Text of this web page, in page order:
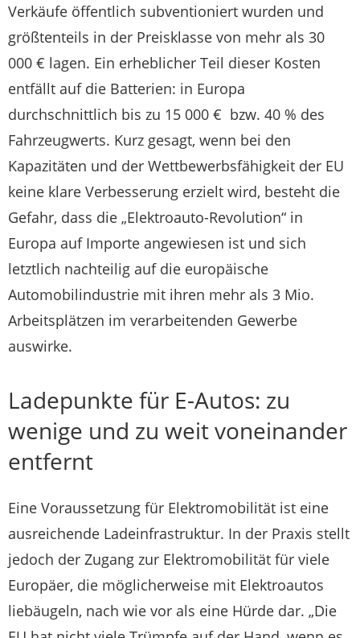
Verkäufe öffentlich subventioniert wurden und
größtenteils in der Preisklasse von mehr als 30
000 € lagen. Ein erheblicher Teil dieser Kosten
entfällt auf die Batterien: in Europa
durchschnittlich bis zu 15 000 € bzw. 40 % des
Fahrzeugwerts. Kurz gesagt, wenn bei den
Kapazitäten und der Wettbewerbsfähigkeit der EU
keine klare Verbesserung erzielt wird, besteht die
Gefahr, dass die „Elektroauto-Revolution“ in
Europa auf Importe angewiesen ist und sich
letztlich nachteilig auf die europäische
Automobilindustrie mit ihren mehr als 3 Mio.
Arbeitsplätzen im verarbeitenden Gewerbe
auswirke.
Ladepunkte für E-Autos: zu
wenige und zu weit voneinander
entfernt
Eine Voraussetzung für Elektromobilität ist eine
ausreichende Ladeinfrastruktur. In der Praxis stellt
jedoch der Zugang zur Elektromobilität für viele
Europäer, die möglicherweise mit Elektroautos
liebäugeln, nach wie vor als eine Hürde dar. „Die